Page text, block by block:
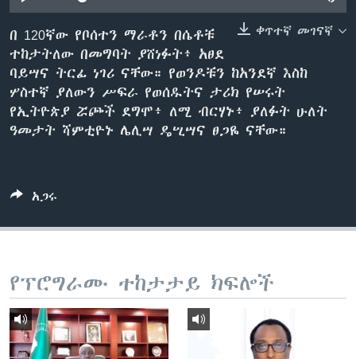
ቋንቋዎች
ቀጥተኛ መገናኛ
በ 120ኛው የቦሰተን ማራቶን በሴቶቹ
ተከታትለው በመግባት ያሸነፉት፥ አፀደ
ባይሣና ትርፊ ነገሪ ናቸው። የወንዶቹን ከአንደኛ እስከ
ሦስተኛ ያለውን ሥፍራ የወሰዱትና ታሪክ የሠሩት
የኢትዮጵያ ሯጮች ደግሞ፥ ለሚ ብርሃኑ፥ ያለፉት ሁለት
ዓመታት ሻምቲዮኑ ሌሊሣ ዴሢሣና ፀጋዬ ናቸው።
አጋሩ
የፕሮግራሙ ተከታታይ ክፍሎች